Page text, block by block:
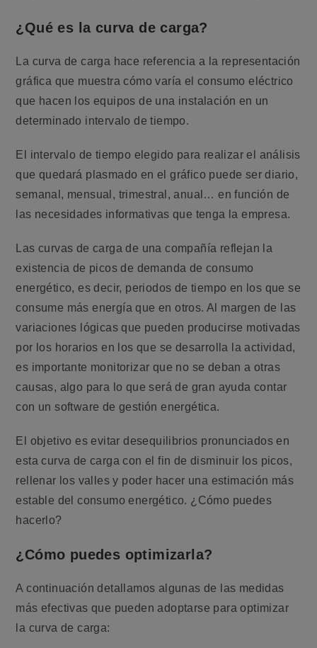
¿Qué es la curva de carga?
La curva de carga hace referencia a la representación
gráfica que muestra cómo varía el consumo eléctrico
que hacen los equipos de una instalación en un
determinado intervalo de tiempo.
El intervalo de tiempo elegido para realizar el análisis
que quedará plasmado en el gráfico puede ser diario,
semanal, mensual, trimestral, anual… en función de
las necesidades informativas que tenga la empresa.
Las curvas de carga de una compañía reflejan la
existencia de picos de demanda de consumo
energético, es decir, periodos de tiempo en los que se
consume más energía que en otros. Al margen de las
variaciones lógicas que pueden producirse motivadas
por los horarios en los que se desarrolla la actividad,
es importante monitorizar que no se deban a otras
causas, algo para lo que será de gran ayuda contar
con un software de gestión energética.
El objetivo es evitar desequilibrios pronunciados en
esta curva de carga con el fin de disminuir los picos,
rellenar los valles y poder hacer una estimación más
estable del consumo energético. ¿Cómo puedes
hacerlo?
¿Cómo puedes optimizarla?
A continuación detallamos algunas de las medidas
más efectivas que pueden adoptarse para optimizar
la curva de carga: